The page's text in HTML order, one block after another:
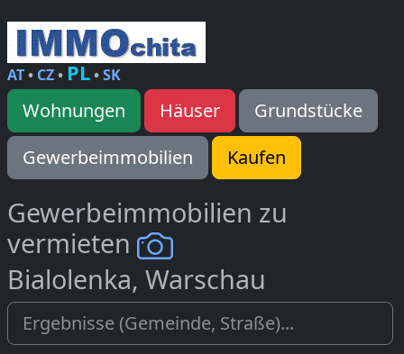
AT• CZ• PL•SK
Wohnungen Häuser
Grundstücke
Gewerbeimmobilien
Kaufen
Gewerbeimmobilien zu
vermieten
Bialolenka, Warschau